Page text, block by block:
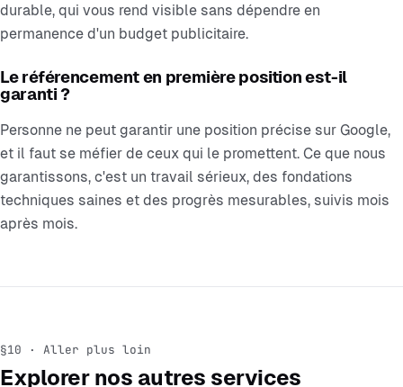
durable, qui vous rend visible sans dépendre en
permanence d'un budget publicitaire.
Le référencement en première position est-il
garanti ?
Personne ne peut garantir une position précise sur Google,
et il faut se méfier de ceux qui le promettent. Ce que nous
garantissons, c'est un travail sérieux, des fondations
techniques saines et des progrès mesurables, suivis mois
après mois.
§10 · Aller plus loin
Explorer nos autres services